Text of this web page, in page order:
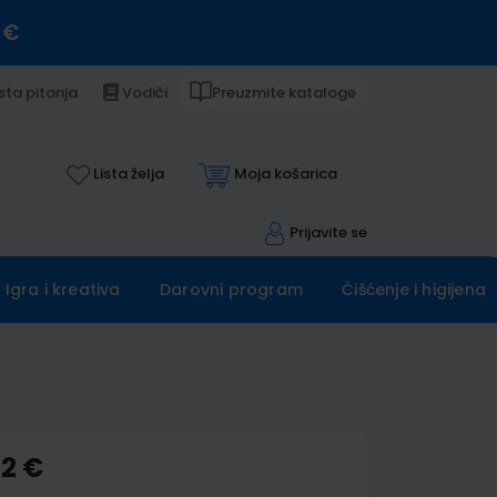
€
pitanja Vodiči Preuzmite kataloge
Lista želja Moja košarica
Prijavite se
Igra i kreativa Darovni program Čišćenje i higijena
€